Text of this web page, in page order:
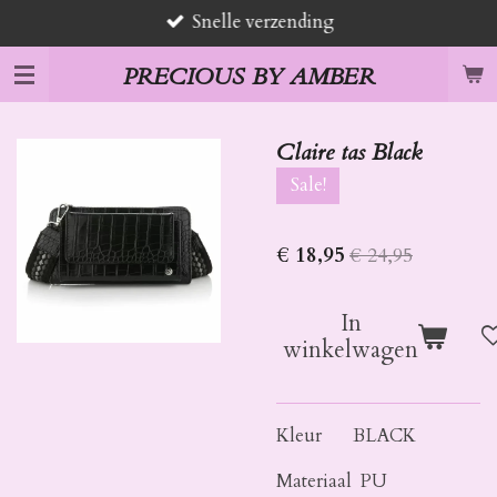
direct
naar
de
hoofdinhoud
PRECIOUS BY AMBER
Snelle verzending
Claire tas Black
Sale!
€ 18,95 € 24,95
In
winkelwagen
Kleur BLACK
Materiaal PU